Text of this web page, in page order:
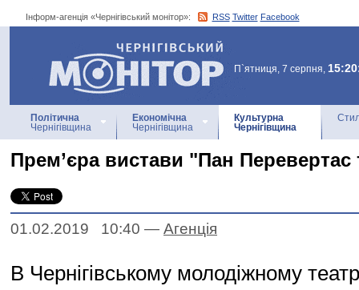
Інформ-агенція «Чернігівський монітор»: RSS Twitter Facebook
Інформ-агенція
«Чернігівський монітор»
П`ятниця, 7 серпня,
Політична
Чернігівщина
Економічна
Чернігівщина
Культурна
Чернігівщина
Прем’єра вистави "Пан Перевертас
01.02.2019 10:40 — Агенцiя
В Чернігівському молодіжному